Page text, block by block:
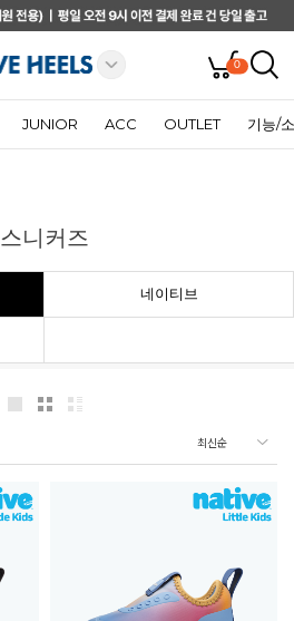
0
JUNIOR ACC OUTLET 기능/
스니커즈
네이티브